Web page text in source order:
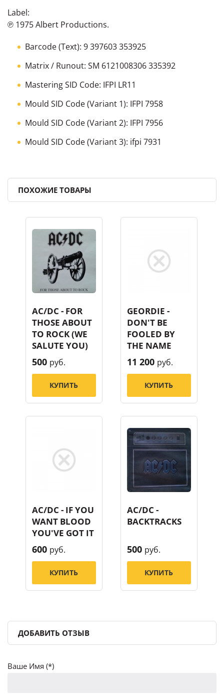
Label:
℗ 1975 Albert Productions.
Barcode (Text): 9 397603 353925
Matrix / Runout: SM 6121008306 335392
Mastering SID Code: IFPI LR11
Mould SID Code (Variant 1): IFPI 7958
Mould SID Code (Variant 2): IFPI 7956
Mould SID Code (Variant 3): ifpi 7931
ПОХОЖИЕ ТОВАРЫ
AC/DC - FOR
THOSE ABOUT
TO ROCK (WE
SALUTE YOU)
500 руб.
КУПИТЬ
GEORDIE -
DON'T BE
FOOLED BY
THE NAME
11 200 руб.
КУПИТЬ
AC/DC - IF YOU
WANT BLOOD
YOU'VE GOT IT
600 руб.
КУПИТЬ
AC/DC -
BACKTRACKS
500 руб.
КУПИТЬ
ДОБАВИТЬ ОТЗЫВ
Ваше Имя (*)